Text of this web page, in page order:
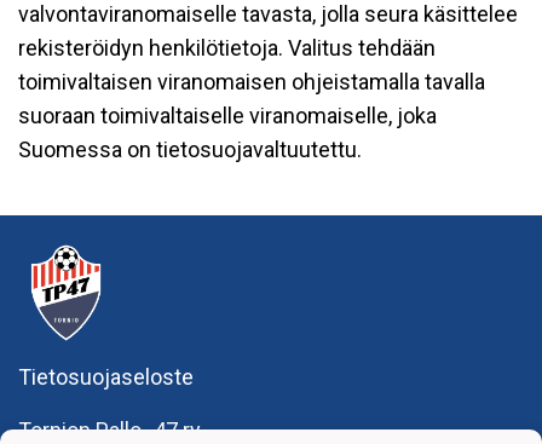
valvontaviranomaiselle tavasta, jolla seura käsittelee
rekisteröidyn henkilötietoja. Valitus tehdään
toimivaltaisen viranomaisen ohjeistamalla tavalla
suoraan toimivaltaiselle viranomaiselle, joka
Suomessa on tietosuojavaltuutettu.
Tietosuojaseloste
Tornion Pallo -47 ry